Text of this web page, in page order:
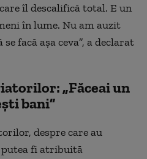
îl descalifică total. E un
în lume. Nu am auzit
facă aşa ceva”, a declarat
„Făceai un
bani”
despre care au
fi atribuită